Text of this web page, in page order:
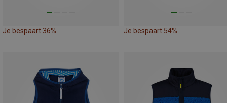
Je bespaart 36% Je bespaart 54%